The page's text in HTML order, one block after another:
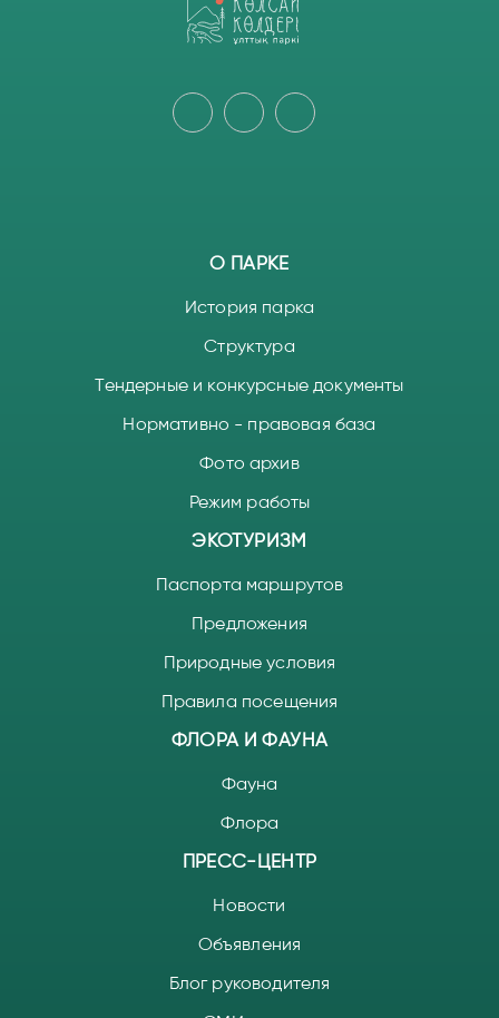
О ПАРКЕ
История парка
Структура
Тендерные и конкурсные документы
Нормативно - правовая база
Фото архив
Режим работы
ЭКОТУРИЗМ
Паспорта маршрутов
Предложения
Природные условия
Правила посещения
ФЛОРА И ФАУНА
Фауна
Флора
ПРЕСС-ЦЕНТР
Новости
Объявления
Блог руководителя